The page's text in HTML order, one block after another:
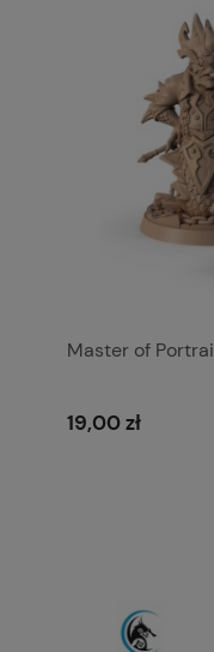
Master of
19,00 zł